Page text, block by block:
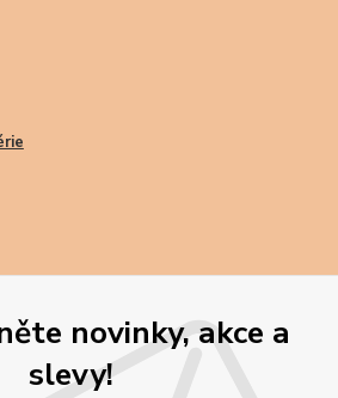
novinky, akce a
slevy!